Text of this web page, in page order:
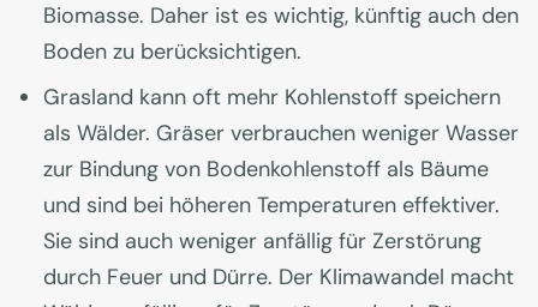
Biomasse. Daher ist es wichtig, künftig auch den
Boden zu berücksichtigen.
Grasland kann oft mehr Kohlenstoff speichern
als Wälder. Gräser verbrauchen weniger Wasser
zur Bindung von Bodenkohlenstoff als Bäume
und sind bei höheren Temperaturen effektiver.
Sie sind auch weniger anfällig für Zerstörung
durch Feuer und Dürre. Der Klimawandel macht